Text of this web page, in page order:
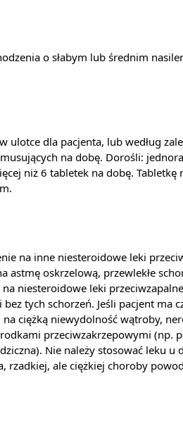
o słabym lub średnim
ulotce dla pacjenta, lub według
na dobę. Dorośli:
niż 6 tabletek na dobę.
na inne niesteroidowe leki
astmę oskrzelową, przewlekłe
niesteroidowe leki
tych schorzeń. Jeśli pacjent
ciężką niewydolność wątroby,
przeciwzakrzepowymi
Nie należy stosować leku u
rzadkiej, ale ciężkiej choroby